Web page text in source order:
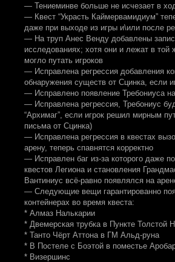
— Тениеминве больше не исчезает в
— Квест “Украсть Каймервамидиум”
даже при выходе из игры и\или после
— На труп Анес Венду добавлены
исследованиях; хотя они и лежат в той
могло путать игроков
— Исправлена регрессия добавления
обнаружения существ от Сцинка, если
— Исправлено появление Требониуса
— Исправлена регрессия, Требониус
“Архимаг”, если игрок решил мирным
письма от Сцинка)
— Исправлена регрессия в квестах
арену, теперь спавнятся корректно
— Исправлен баг из-за которого даже
квестов Легиона и становления
Вантиниус всё-равно появлялся на
— Следующие вещи гарантированно
контейнерах во время квеста:
* Алмаз Налькарии
* Двемерская трубка в Пункте Толстой
* Танто Чёрт Аттона в ГМ Альд-руна
* В Постеле с Боэтой в поместье
* Визершинс